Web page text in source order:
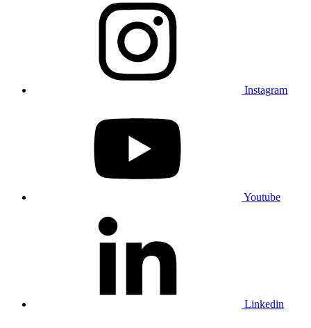
Instagram
Youtube
Linkedin